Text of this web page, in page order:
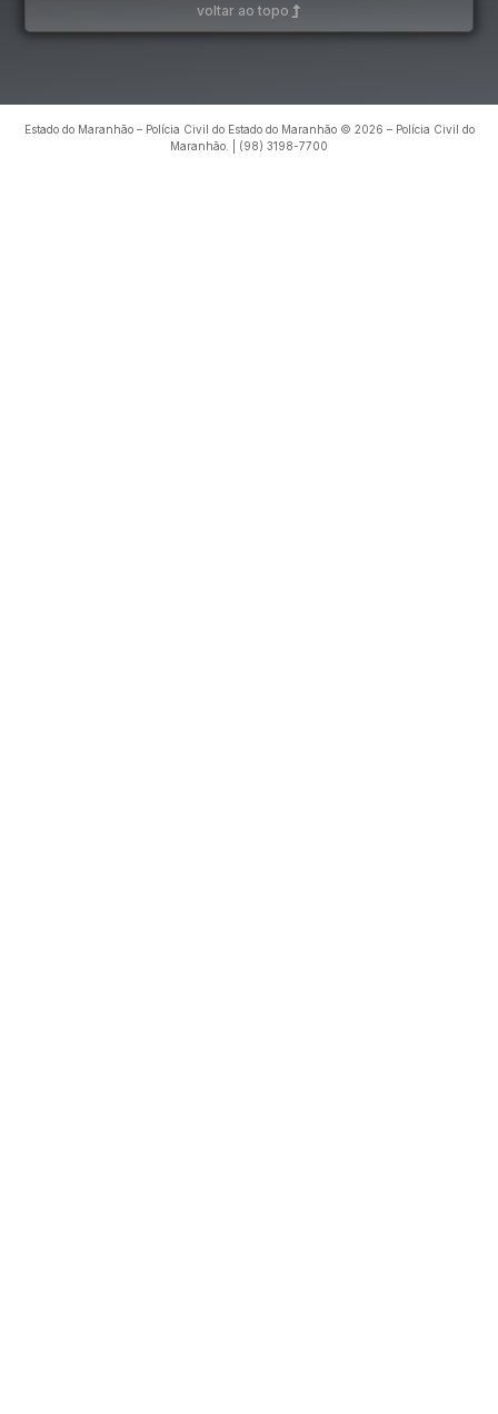
voltar ao topo
Estado do Maranhão – Polícia Civil do Estado do Maranhão © 2026 – Polícia Civil do
Maranhão. | (98) 3198-7700